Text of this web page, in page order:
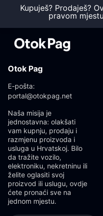
Kupuješ? Prodaješ?
pravom
Otok Pag
E-pošta:
portal@otokpag.net
Naša misija je
jednostavna: olakšati
vam kupnju, prodaju i
razmjenu proizvoda i
usluga u Hrvatskoj. Bilo
da tražite vozilo,
elektroniku, nekretninu ili
želite oglasiti svoj
proizvod ili uslugu, ovdje
ćete pronaći sve na
jednom mjestu.